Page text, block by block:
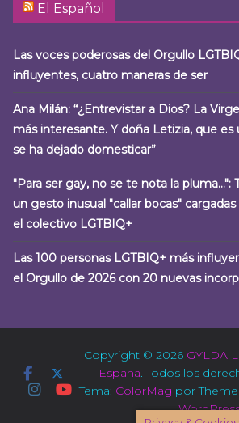
El Español
Las voces poderosas del Orgullo
influyentes, cuatro maneras de ser
Ana Milán: “¿Entrevistar a Dios? La
más interesante. Y doña Letizia, que
se ha dejado domesticar”
"Para ser gay, no se te nota la pluma…":
un gesto inusual "callar bocas"
el colectivo LGTBIQ+
Las 100 personas LGTBIQ+ más
el Orgullo de 2026 con 20 nuevas
Copyright © 2026 GYLDA
España . Todos los
Tema: ColorMag por